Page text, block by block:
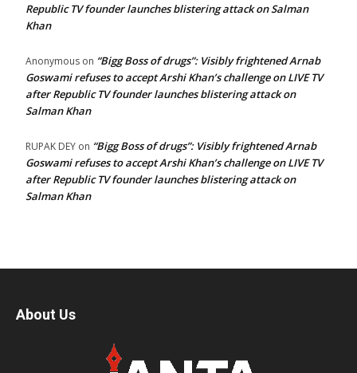
Republic TV founder launches blistering attack on Salman
Khan
Anonymous on “Bigg Boss of drugs”: Visibly frightened Arnab
Goswami refuses to accept Arshi Khan’s challenge on LIVE TV
after Republic TV founder launches blistering attack on
Salman Khan
RUPAK DEY on “Bigg Boss of drugs”: Visibly frightened Arnab
Goswami refuses to accept Arshi Khan’s challenge on LIVE TV
after Republic TV founder launches blistering attack on
Salman Khan
About Us